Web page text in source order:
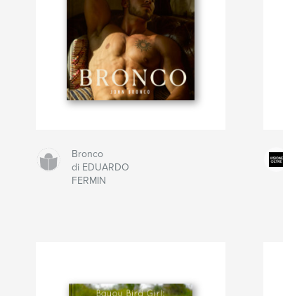
Bronco
di EDUARDO
FERMIN